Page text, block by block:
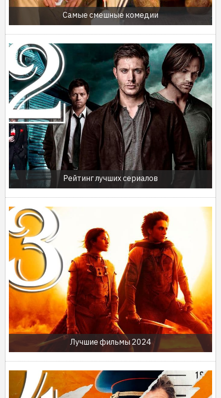
Самые смешные комедии
Рейтинг лучших сериалов
Лучшие фильмы 2024